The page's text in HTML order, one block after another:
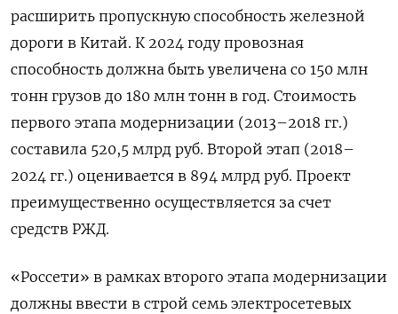
расширить пропускную способность железной
дороги в Китай. К 2024 году провозная
способность должна быть увеличена со 150 млн
тонн грузов до 180 млн тонн в год. Стоимость
первого этапа модернизации (2013–2018 гг.)
составила 520,5 млрд руб. Второй этап (2018–
2024 гг.) оценивается в 894 млрд руб. Проект
преимущественно осуществляется за счет
средств РЖД.
«Россети» в рамках второго этапа модернизации
должны ввести в строй семь электросетевых